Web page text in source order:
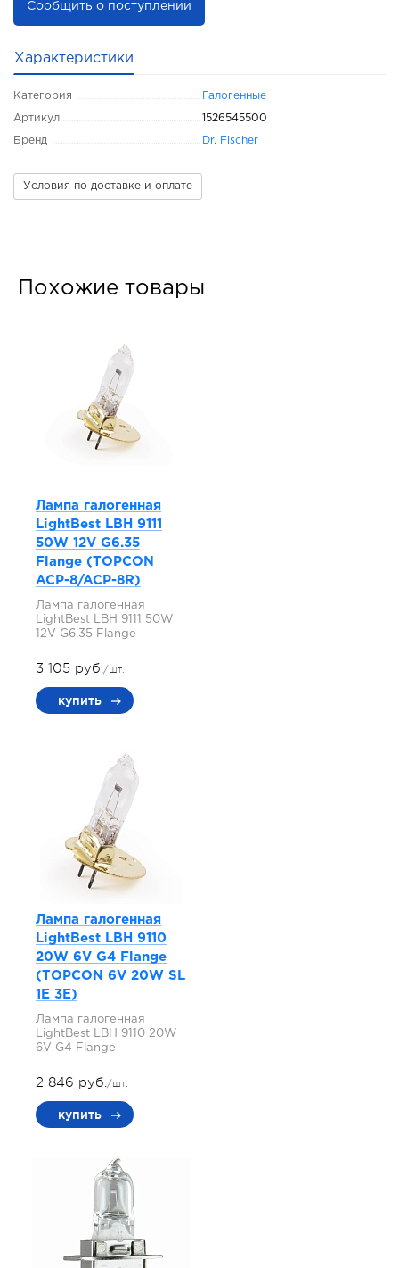
Сообщить о поступлении
Характеристики
Категория Галогенные
Артикул 1526545500
Бренд Dr. Fischer
Условия по доставке и оплате
Похожие товары
Лампа галогенная
LightBest LBH 9111
50W 12V G6.35
Flange (TOPCON
ACP-8/ACP-8R)
Лампа галогенная
LightBest LBH 9111 50W
12V G6.35 Flange
3 105 руб./шт.
купить
Лампа галогенная
LightBest LBH 9110
20W 6V G4 Flange
(TOPCON 6V 20W SL
1E 3E)
Лампа галогенная
LightBest LBH 9110 20W
6V G4 Flange
2 846 руб./шт.
купить